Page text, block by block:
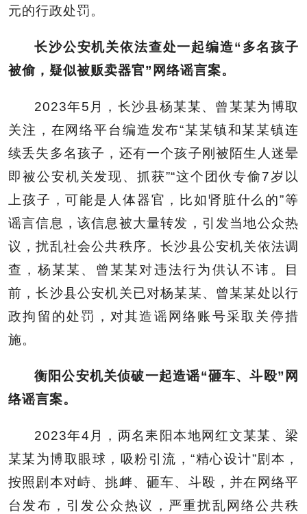
元的行政处罚。
长沙公安机关依法查处一起编造“多名孩子
被偷，疑似被贩卖器官”网络谣言案。
2023年5月，长沙县杨某某、曾某某为博取
关注，在网络平台编造发布“某某镇和某某镇连
续丢失多名孩子，还有一个孩子刚被陌生人迷晕
即被公安机关发现、抓获”“这个团伙专偷7岁以
上孩子，可能是人体器官，比如肾脏什么的”等
谣言信息，该信息被大量转发，引发当地公众热
议，扰乱社会公共秩序。长沙县公安机关依法调
查，杨某某、曾某某对违法行为供认不讳。目
前，长沙县公安机关已对杨某某、曾某某处以行
政拘留的处罚，对其造谣网络账号采取关停措
施。
衡阳公安机关侦破一起造谣“砸车、斗殴”网
络谣言案。
2023年4月，两名耒阳本地网红文某某、梁
某某为博取眼球，吸粉引流，“精心设计”剧本，
按照剧本对峙、挑衅、砸车、斗殴，并在网络平
台发布，引发公众热议，严重扰乱网络公共秩